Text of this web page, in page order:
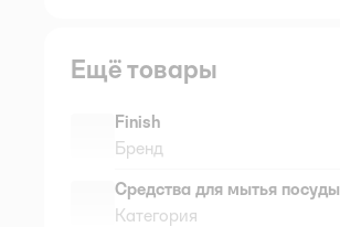
Ещё товары
Finish
Бренд
Средства для мытья посуды
Категория